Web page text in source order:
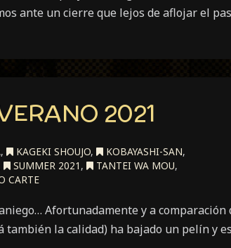
ante un cierre que lejos de aflojar el
2021
, KAGEKI SHOUJO, KOBAYASHI-SAN,
SUMMER 2021 , TANTEI WA MOU,
CARTE
Afortunadamente y a comparación
también la calidad) ha bajado un pelín y